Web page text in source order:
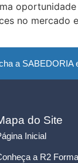
no
a
do Site
Inicial
a R2